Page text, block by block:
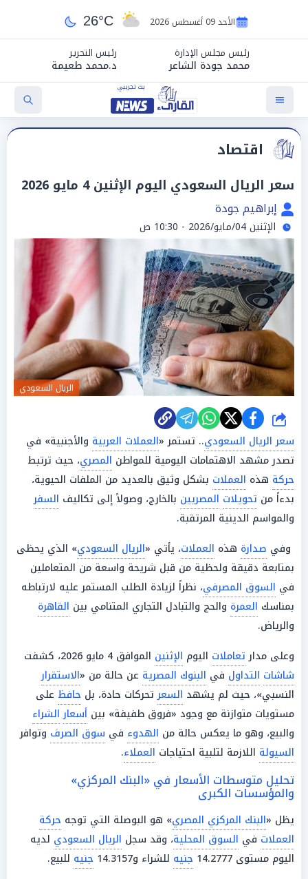
الأحد 09 أغسطس 2026 26°C
رئيس مجلس الإدارة
محمد جودة الشاعر
رئيس التحرير
د.محمد طعيمة
اقتصاد
سعر الريال السعودي اليوم الإثنين 4 مايو 2026
إبراهيم جودة
الإثنين 04/مايو/2026 - 10:30 ص
الريال السعودي
شارك
سعر الريال السعودي.. تستمر «العملات العربية والأجنبية» في
تصدر مشهد الاهتمامات اليومية للمواطن المصري، حيث ترتبط
حركة هذه العملات بشكل وثيق بالعديد من الملفات الحيوية،
بدءاً من تحويلات المصريين بالخارج، وصولاً إلى تكاليف السفر
والمواسم الدينية المرتقبة.
وفي صدارة هذه العملات، يأتي «الريال السعودي» الذي يحظى
بمتابعة دقيقة ولحظية من قبل شريحة واسعة من المتعاملين
في السوق المصرفي، نظراً لزيادة الطلب المستمر عليه لارتباطه
بمناسك العمرة والحج والتبادل التجاري المتنامي بين القاهرة
والرياض.
وعلى مدارتعاملات اليوم الإثنين الموافق 4 مايو 2026، كشفت
شاشات التداول في البنوك المصرية عن حالة من «الاستقرار
النسبي»، حيث لم يشهد السعرتحركات حادة، بل حافظ على
مستويات متوازنة مع وجود «فروق طفيفة» بين أسعار الشراء
والبيع، وهو ما يعكس حالة من الهدوء في سوق الصرف وتوافر
السيولة اللازمة لتلبية احتياجات العملاء.
تحليل متوسطات الأسعار في «البنك المركزي»
والمؤسسات الكبرى
يظل «البنك المركزي المصري» هو البوصلة التي توجه حركة
العملات في السوق المحلية، وقد سجل الريال السعودي لديه
اليوم مستوى 14.2777
جنيه للشراء و14.3157 جنيه للبيع.